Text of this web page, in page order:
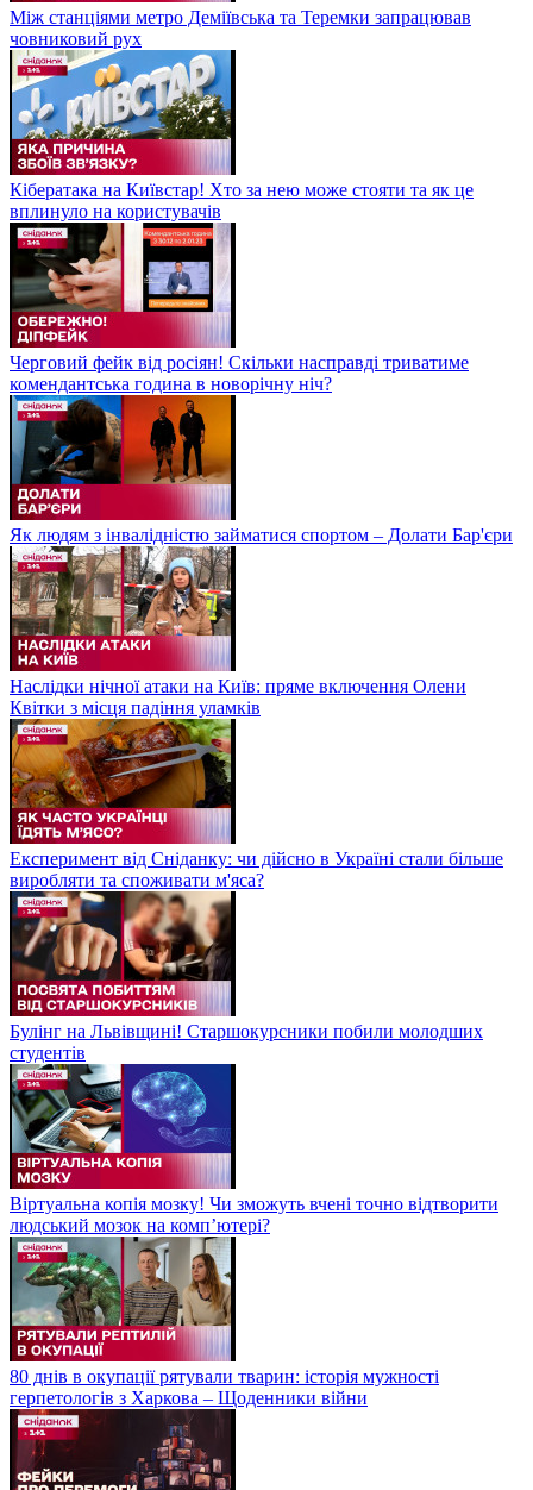
Між станціями метро Деміївська та Теремки запрацював
човниковий рух
Кібератака на Київстар! Хто за нею може стояти та як це
вплинуло на користувачів
Черговий фейк від росіян! Скільки насправді триватиме
комендантська година в новорічну ніч?
Як людям з інвалідністю займатися спортом – Долати Бар'єри
Наслідки нічної атаки на Київ: пряме включення Олени
Квітки з місця падіння уламків
Експеримент від Сніданку: чи дійсно в Україні стали більше
виробляти та споживати м'яса?
Булінг на Львівщині! Старшокурсники побили молодших
студентів
Віртуальна копія мозку! Чи зможуть вчені точно відтворити
людський мозок на компʼютері?
80 днів в окупації рятували тварин: історія мужності
герпетологів з Харкова – Щоденники війни